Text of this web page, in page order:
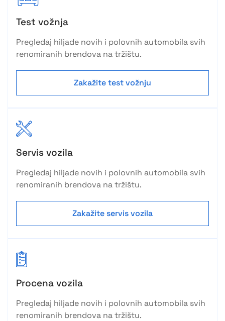
Test vožnja
Pregledaj hiljade novih i polovnih automobila svih
renomiranih brendova na tržištu.
Zakažite test vožnju
Servis vozila
Pregledaj hiljade novih i polovnih automobila svih
renomiranih brendova na tržištu.
Zakažite servis vozila
Procena vozila
Pregledaj hiljade novih i polovnih automobila svih
renomiranih brendova na tržištu.